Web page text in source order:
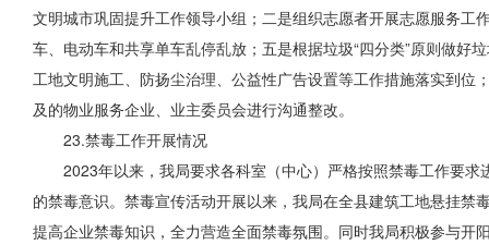
文明城市巩固提升工作领导小组；二是组织志愿者开展志愿服务
车、电动车和共享单车乱停乱放；五是根据垃圾“四分类”原则做
工地文明施工、防扬尘治理、公益性广告设置等工作措施落实到
及的物业服务企业、业主委员会进行沟通整改。
23.禁毒工作开展情况
2023年以来，我局要求各科室（中心）严格按照禁毒工作要
的禁毒意识。禁毒宣传活动开展以来，我局在全县建筑工地悬挂
提高企业禁毒知识，全力营造全面禁毒氛围。同时我局积极参与开